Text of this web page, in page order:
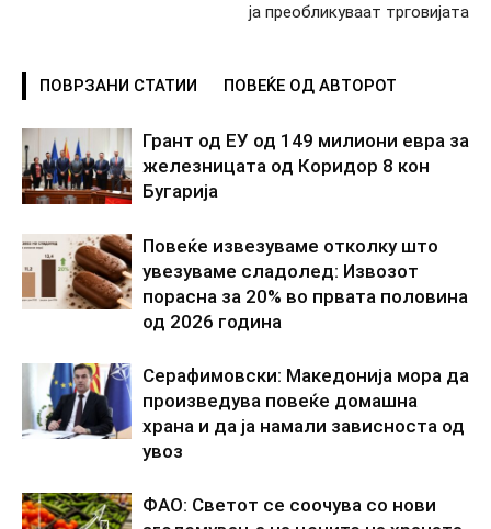
ја преобликуваат трговијата
ПОВРЗАНИ СТАТИИ ПОВЕЌЕ ОД АВТОРОТ
Грант од ЕУ од 149 милиони евра за
железницата од Коридор 8 кон
Бугарија
Повеќе извезуваме отколку што
увезуваме сладолед: Извозот
порасна за 20% во првата половина
од 2026 година
Серафимовски: Македонија мора да
произведува повеќе домашна
храна и да ја намали зависноста од
увоз
ФАО: Светот се соочува со нови